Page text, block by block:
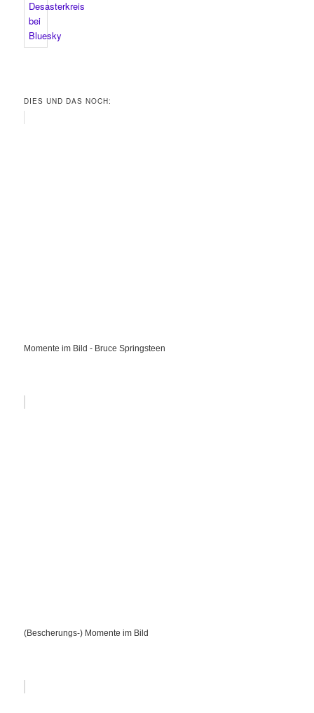
DIES UND DAS NOCH:
Momente im Bild - Bruce Springsteen
(Bescherungs-) Momente im Bild